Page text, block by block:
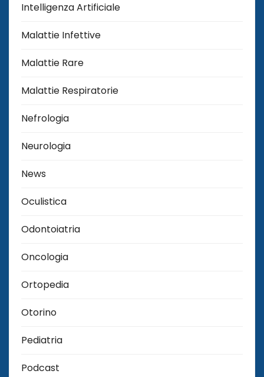
Intelligenza Artificiale
Malattie Infettive
Malattie Rare
Malattie Respiratorie
Nefrologia
Neurologia
News
Oculistica
Odontoiatria
Oncologia
Ortopedia
Otorino
Pediatria
Podcast